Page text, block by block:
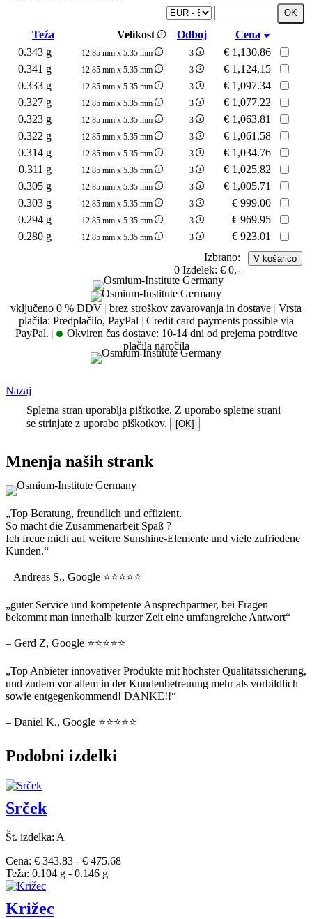
Teža Velikost Odboj
Cena
0.343 g
12.85 mm x 5.35 mm 3 € 1,130.86
0.341 g
12.85 mm x 5.35 mm 3 € 1,124.15
0.333 g
12.85 mm x 5.35 mm 3 € 1,097.34
0.327 g
12.85 mm x 5.35 mm 3 € 1,077.22
0.323 g
12.85 mm x 5.35 mm 3 € 1,063.81
0.322 g
12.85 mm x 5.35 mm 3 € 1,061.58
0.314 g
12.85 mm x 5.35 mm 3 € 1,034.76
0.311 g
12.85 mm x 5.35 mm 3 € 1,025.82
0.305 g
12.85 mm x 5.35 mm 3 € 1,005.71
0.303 g
12.85 mm x 5.35 mm 3 € 999.00
0.294 g
12.85 mm x 5.35 mm 3 € 969.95
0.280 g
12.85 mm x 5.35 mm 3 € 923.01
Izbrano:
0 Izdelek: € 0,-
vključeno 0 % DDV | brez stroškov zavarovanja in dostave | Vrsta
plačila: Predplačilo, PayPal | Credit card payments possible via
PayPal. | Okviren čas dostave: 10-14 dni od prejema potrditve
plačila naročila
Nazaj
Spletna stran uporablja pištkotke. Z uporabo spletne strani
se strinjate z uporabo piškotkov.
[OK]
Mnenja naših strank
„Top Beratung, freundlich und effizient.
So macht die Zusammenarbeit Spaß ?
Ich freue mich auf weitere Sunshine-Elemente und viele zufriedene
Kunden.“
– Andreas S., Google ⭐⭐⭐⭐⭐
„guter Service und kompetente Ansprechpartner, bei Fragen
bekommt man innerhalb kurzer Zeit eine umfangreiche Antwort“
– Gerd Z, Google ⭐⭐⭐⭐⭐
„Top Anbieter innovativer Produkte mit höchster Qualitätssicherung,
und zudem vor allem in der Kundenbetreuung mehr als vorbildlich
sowie entgegenkommend! DANKE!!“
– Daniel K., Google ⭐⭐⭐⭐⭐
Podobni izdelki
Srček
Št. izdelka: A
Cena: € 343.83 - € 475.68
Teža: 0.104 g - 0.146 g
Križec